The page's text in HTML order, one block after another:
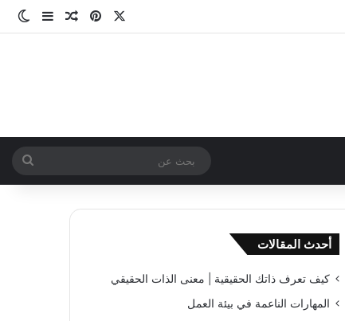
بينتيريست
مقالإضافة
بحث
عن
أحدث المقالات
كيف تعرف ذاتك الحقيقية | معنى الذات الحقيقي
المهارات الناعمة في بيئة العمل